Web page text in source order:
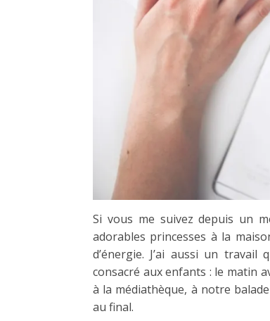
Si vous me suivez depuis un
adorables princesses à la
d’énergie. J’ai aussi un travail
consacré aux enfants : le matin
à la médiathèque, à notre
au final.